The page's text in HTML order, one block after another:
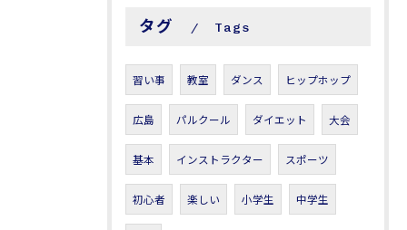
タグ Tags
習い事 教室 ダンス ヒップホップ
広島 パルクール ダイエット 大会
基本 インストラクター スポーツ
初心者 楽しい 小学生 中学生